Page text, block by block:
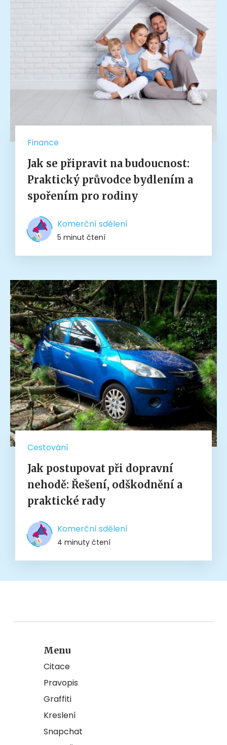
Finance
Jak se připravit na budoucnost:
Praktický průvodce bydlením a
spořením pro rodiny
Komerční sdělení
5 minut čtení
Cestování
Jak postupovat při dopravní
nehodě: Řešení, odškodnění a
praktické rady
Komerční sdělení
4 minuty čtení
Menu
Citace
Pravopis
Graffiti
Kreslení
Snapchat